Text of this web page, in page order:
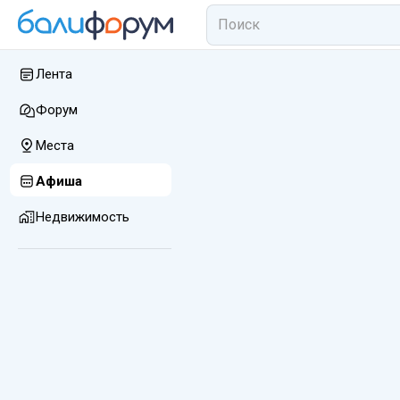
Лента
Форум
Места
Афиша
Недвижимость